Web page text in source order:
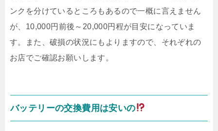
ンクを分けているところもあるので一概に言えません
が、10,000円前後～20,000円程が目安になっていま
す。また、破損の状況にもよりますので、それぞれの
お店でご確認お願いします。
バッテリーの交換費用は安いの